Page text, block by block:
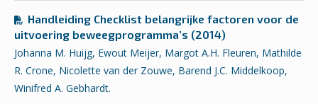
Handleiding Checklist belangrijke factoren voor de
uitvoering beweegprogramma’s (2014)
Johanna M. Huijg, Ewout Meijer, Margot A.H. Fleuren, Mathilde
R. Crone, Nicolette van der Zouwe, Barend J.C. Middelkoop,
Winifred A. Gebhardt.